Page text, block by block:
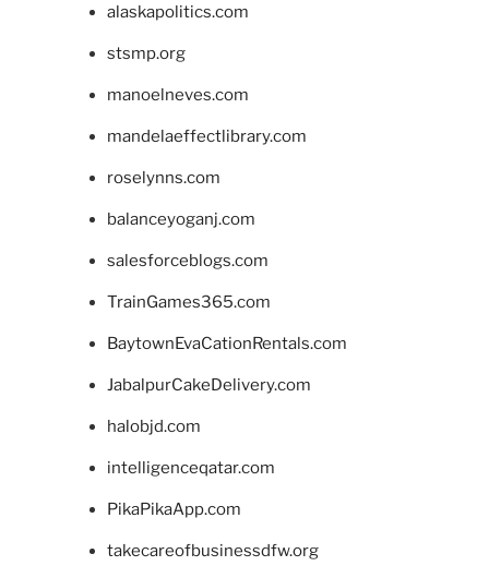
alaskapolitics.com
stsmp.org
manoelneves.com
mandelaeffectlibrary.com
roselynns.com
balanceyoganj.com
salesforceblogs.com
TrainGames365.com
BaytownEvaCationRentals.com
JabalpurCakeDelivery.com
halobjd.com
intelligenceqatar.com
PikaPikaApp.com
takecareofbusinessdfw.org